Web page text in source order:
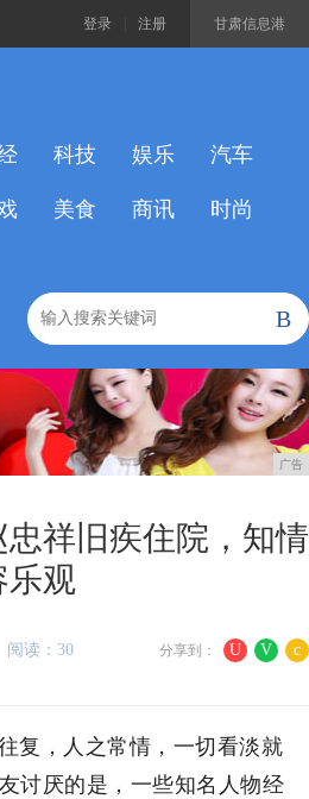
甘肃信息港
登录 注册
科技 娱乐 汽车
美食 商讯 时尚
B
广告
祥旧疾住院，知情
乐观
U V c
分享到：
阅读：30
复，人之常情，一切看淡就
讨厌的是，一些知名人物经